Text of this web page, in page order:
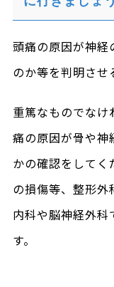
頭痛の原因が神経
のか等を判明させ
重篤なものでな
痛の原因が骨や神
かの確認をして
の損傷等、整形外
内科や脳神経外科
す。